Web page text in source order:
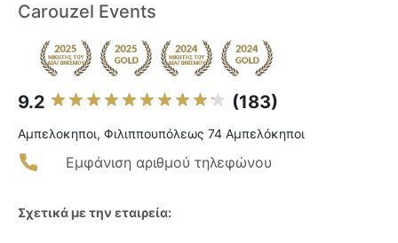
Carouzel Events
9.2 (183)
Αμπελοκηποι, Φιλιππουπόλεως 74 Αμπελόκηποι
Εμφάνιση αριθμού τηλεφώνου
Σχετικά με την εταιρεία: